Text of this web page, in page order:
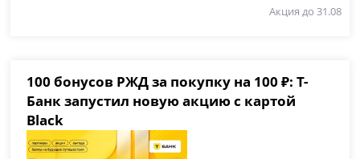
Акция до 31.08
100 бонусов РЖД за покупку на 100 ₽: Т-
Банк запустил новую акцию с картой
Black